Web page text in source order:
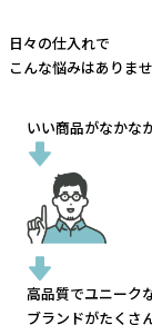
日々の仕入れで
こんな悩みはありま
いい商品がなかな
高品質でユニーク
ブランドがたくさ